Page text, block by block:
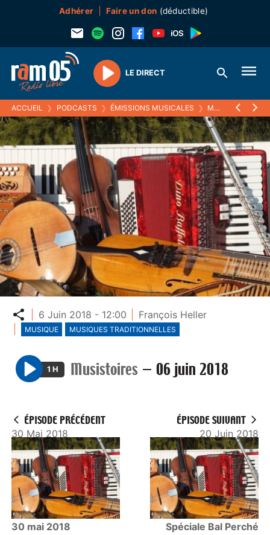
Adhérer Faire un don (déductible)
Play
LE DIRECT
ACCUEIL ❯ PODCASTS ❯ ÉMISSIONS MUSICALES ❯ MUSISTOIRES
Partager
6 Juin 2018 - 12:00 François Heller
MUSIQUE MUSIQUES TRADITIONNELLES
P
y
1 H Musistoires — 06 juin 2018
ÉPISODE PRÉCÉDENT
30 Mai 2018
30 mai 2018
ÉPISODE SUIVANT
20 Juin 2018
Spéciale Bal Perché